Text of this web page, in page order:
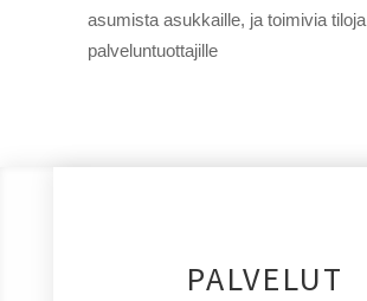
asumista asukkaille, ja toimivia tiloja
palveluntuottajille
PALVELUT